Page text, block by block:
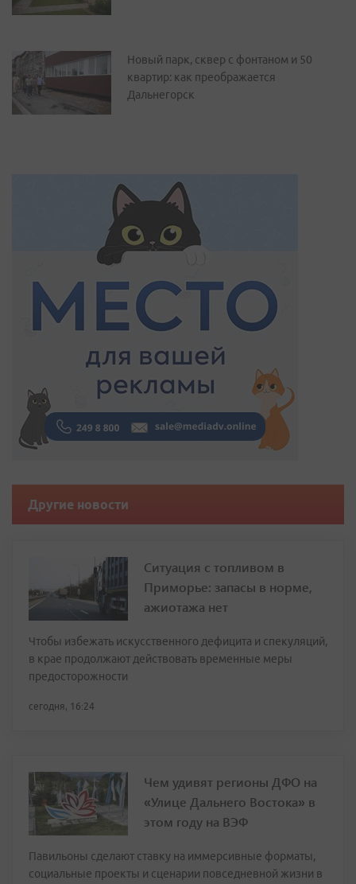
Новый парк, сквер с фонтаном и 50
квартир: как преображается
Дальнегорск
Другие новости
Ситуация с топливом в
Приморье: запасы в норме,
ажиотажа нет
Чтобы избежать искусственного дефицита и спекуляций,
в крае продолжают действовать временные меры
предосторожности
сегодня, 16:24
Чем удивят регионы ДФО на
«Улице Дальнего Востока» в
этом году на ВЭФ
Павильоны сделают ставку на иммерсивные форматы,
социальные проекты и сценарии повседневной жизни в